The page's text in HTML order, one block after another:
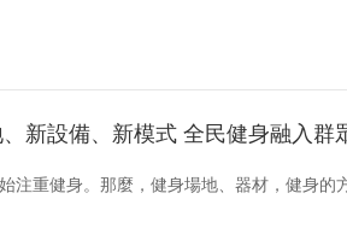
新設備、新模式 全民健身融入群
注重健身。那麼，健身場地、器材，健身的